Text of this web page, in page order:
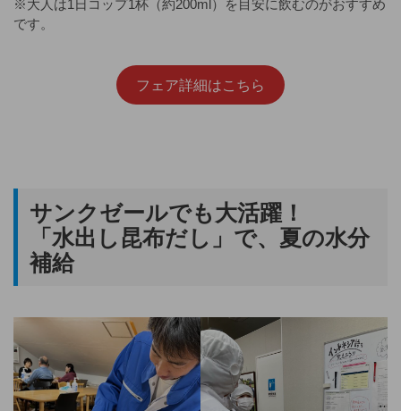
※大人は1日コップ1杯（約200ml）を目安に飲むのがおすすめ
です。
フェア詳細はこちら
サンクゼールでも大活躍！
「水出し昆布だし」で、夏の水分
補給